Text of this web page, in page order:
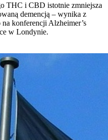
THC i CBD istotnie zmniejsza
demencją – wynika z
konferencji Alzheimer’s
w Londynie.